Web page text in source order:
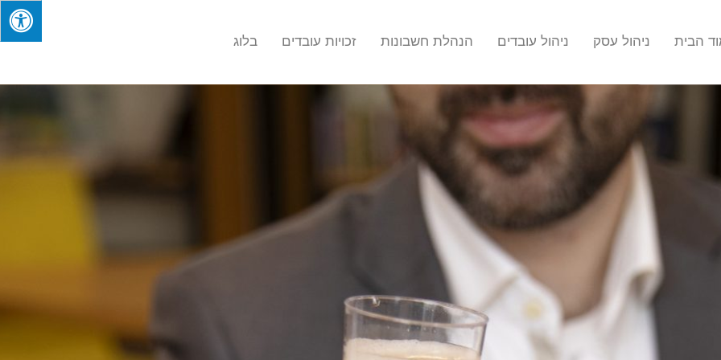
הבית ניהול עסק ניהול עובדים הנהלת חשבונות זכויות עובדים בלוג